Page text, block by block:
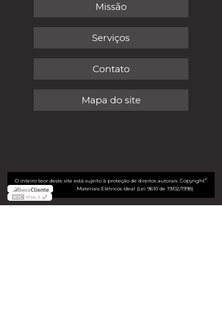
Missão
Serviços
Contato
Mapa do site
O inteiro teor deste site está sujeito à proteção de direitos autorais. Copyright©
Materiais Elétricos Ideal (Lei 9610 de 19/02/1998)